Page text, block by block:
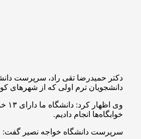
دکتر حمیدرضا تقی راد، سرپرست
دانشجویان ترم اولی که از شهرهای
خوابگاه‌ها انجام دادیم.
سرپرست دانشگاه خواجه نصیر گفت: از